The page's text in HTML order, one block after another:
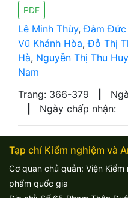
PDF
Lê Minh Thùy,Đàm Đức
Vũ Khánh Hòa,Đỗ Thị
Hà, Nguyễn Thị Thu
Nam
Trang: 366-379
Ngày chấp nhận:
Tạp chí Kiểm nghiệm và
Cơ quan chủ quản: Viện
phẩm quốc gia